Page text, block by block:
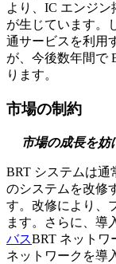
より、IC エンジ
が生じています。
通サービスを利用
が、今後数年間で
ります。
市場の制約
市場の成長を妨
BRT システムは通
のシステムを改修
す。改修により、
ます。さらに、導
バスBRT ネットワ
ネットワークを導